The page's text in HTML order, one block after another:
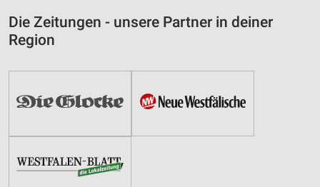
Die Zeitungen - unsere Partner in deiner
Region